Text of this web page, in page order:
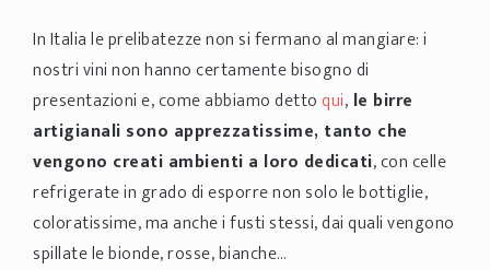
In Italia le prelibatezze non si fermano al mangiare: i
nostri vini non hanno certamente bisogno di
presentazioni e, come abbiamo detto qui, le birre
artigianali sono apprezzatissime, tanto che
vengono creati ambienti a loro dedicati, con celle
refrigerate in grado di esporre non solo le bottiglie,
coloratissime, ma anche i fusti stessi, dai quali vengono
spillate le bionde, rosse, bianche…